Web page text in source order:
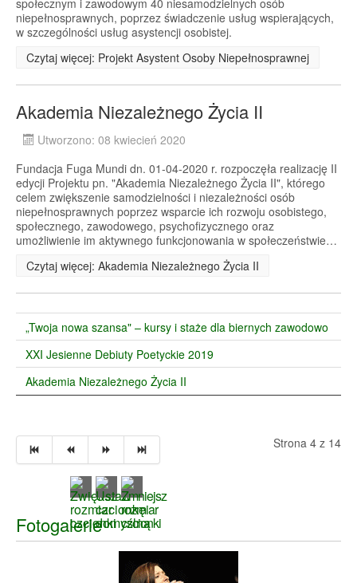
społecznym i zawodowym 40 niesamodzielnych osób
niepełnosprawnych, poprzez świadczenie usług wspierających,
w szczególności usług asystencji osobistej.
Czytaj więcej: Projekt Asystent Osoby Niepełnosprawnej
Akademia Niezależnego Życia II
Utworzono: 08 kwiecień 2020
Fundacja Fuga Mundi dn. 01-04-2020 r. rozpoczęła realizację II
edycji Projektu pn. "Akademia Niezależnego Życia II", którego
celem zwiększenie samodzielności i niezależności osób
niepełnosprawnych poprzez wsparcie ich rozwoju osobistego,
społecznego, zawodowego, psychofizycznego oraz
umożliwienie im aktywnego funkcjonowania w społeczeństwie…
Czytaj więcej: Akademia Niezależnego Życia II
„Twoja nowa szansa" – kursy i staże dla biernych zawodowo
XXI Jesienne Debiuty Poetyckie 2019
Akademia Niezależnego Życia II
Strona 4 z 14
Fotogalerie